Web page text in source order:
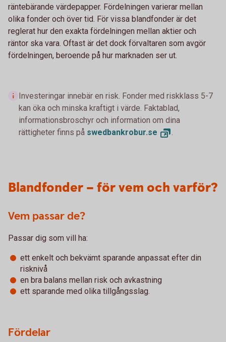
räntebärande värdepapper. Fördelningen varierar mellan
olika fonder och över tid. För vissa blandfonder är det
reglerat hur den exakta fördelningen mellan aktier och
räntor ska vara. Oftast är det dock förvaltaren som avgör
fördelningen, beroende på hur marknaden ser ut.
Investeringar innebär en risk. Fonder med riskklass 5-7
kan öka och minska kraftigt i värde. Faktablad,
informationsbroschyr och information om dina
rättigheter finns på swedbankrobur.se .
Blandfonder – för vem och varför?
Vem passar de?
Passar dig som vill ha:
ett enkelt och bekvämt sparande anpassat efter din
risknivå
en bra balans mellan risk och avkastning
ett sparande med olika tillgångsslag.
Fördelar